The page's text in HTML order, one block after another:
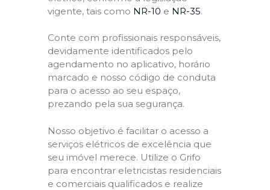
vigente, tais como NR-10 e NR-35.
Conte com profissionais responsáveis,
devidamente identificados pelo
agendamento no aplicativo, horário
marcado e nosso código de conduta
para o acesso ao seu espaço,
prezando pela sua segurança.
Nosso objetivo é facilitar o acesso a
serviços elétricos de excelência que
seu imóvel merece. Utilize o Grifo
para encontrar eletricistas residenciais
e comerciais qualificados e realize